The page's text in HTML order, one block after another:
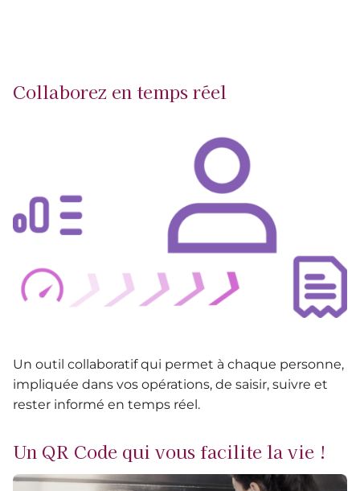
Collaborez en temps réel
Un outil collaboratif qui permet à chaque personne,
impliquée dans vos opérations, de saisir, suivre et
rester informé en temps réel.
Un QR Code qui vous facilite la vie !